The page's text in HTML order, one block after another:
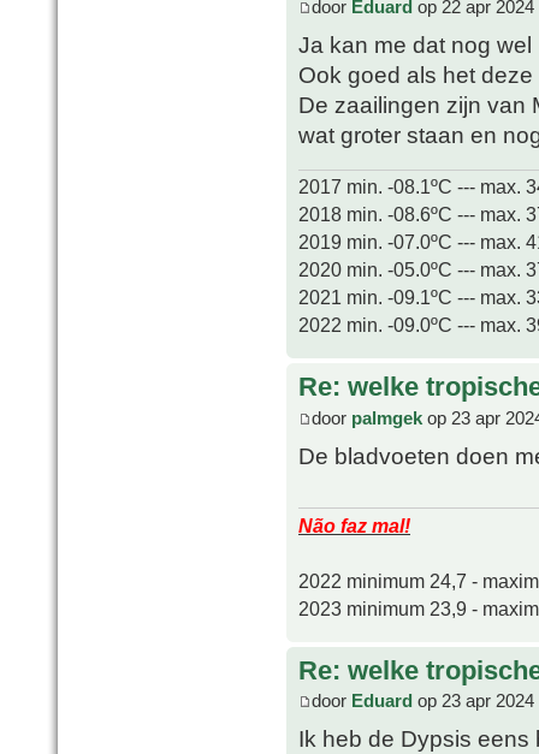
door Eduard op 22 apr 2024
Ja kan me dat nog
Ook goed als het deze
De zaailingen zijn van
wat groter staan en
2017 min. -08.1ºC --- max.
2018 min. -08.6ºC --- max.
2019 min. -07.0ºC --- max.
2020 min. -05.0ºC --- max.
2021 min. -09.1ºC --- max.
2022 min. -09.0ºC --- max.
Re: welke
door palmgek op 23 apr
De bladvoeten doen
Não faz mal!
2022 minimum 24,7 -
2023 minimum 23,9 -
Re: welke
door Eduard op 23 apr 2024
Ik heb de Dypsis